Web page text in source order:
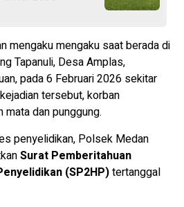
mengaku mengaku saat berada di
Tapanuli, Desa Amplas,
pada 6 Februari 2026 sekitar
tersebut, korban
mata dan punggung.
penyelidikan, Polsek Medan
Surat Pemberitahuan
(SP2HP)tertanggal